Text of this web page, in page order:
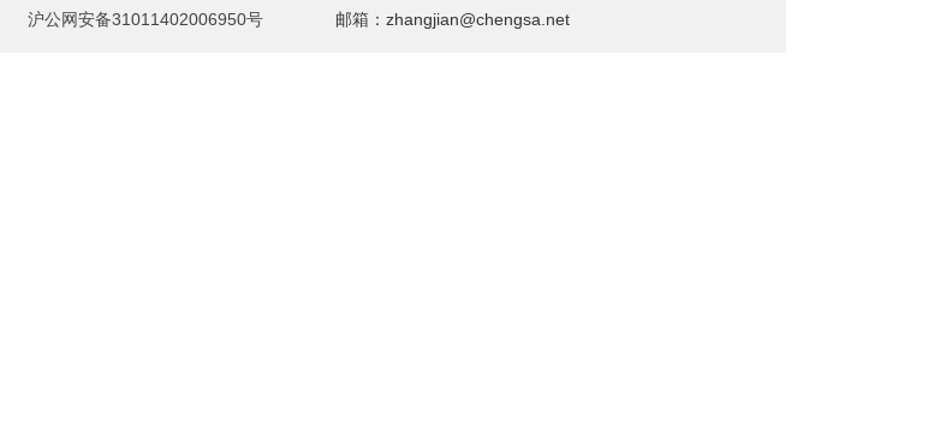
沪公网安备31011402006950号 邮箱：zhangjian@chengsa.net